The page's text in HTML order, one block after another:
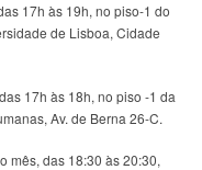
17h às 19h, no piso-1 do
de Lisboa, Cidade
17h às 18h, no piso -1 da
Av. de Berna 26-C.
mês, das 18:30 às 20:30,